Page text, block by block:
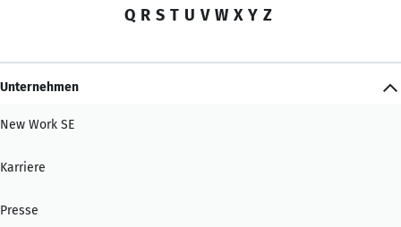
Q R S T U V W X Y Z
Unternehmen
New Work SE
Karriere
Presse